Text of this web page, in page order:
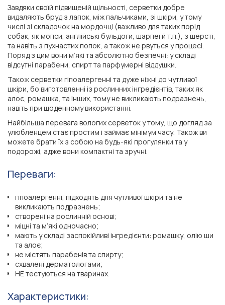
Завдяки своїй підвищеній щільності, серветки добре
видаляють бруд з лапок, між пальчиками, зі шкіри, у тому
числі зі складочок на мордочці (важливо для таких порід
собак, як мопси, англійські бульдоги, шарпеї й т.п.), з шерсті,
та навіть з пухнастих попок, а також не рвуться у процесі.
Поряд з цим вони м’які та абсолютно безпечні: у складі
відсутні парабени, спирт та парфумерні віддушки.
Також серветки гіпоалергенні та дуже ніжні до чутливої
шкіри, бо виготовленні із рослинних інгредієнтів, таких як
алоє, ромашка, та інших, тому не викликають подразнень,
навіть при щоденному використанні.
Найбільша перевага вологих серветок у тому, що догляд за
улюбленцем стає простим і займає мінімум часу. Також ви
можете брати їх з собою на будь-які прогулянки та у
подорожі, адже вони компактні та зручні.
Переваги:
гіпоалергенні, підходять для чутливої шкіри та не
викликають подразнень;
створені на рослинній основі;
міцні та м’які одночасно;
мають у складі заспокійливі інгредієнти: ромашку, олію ши
та алоє;
не містять парабенів та спирту;
схвалені дерматологами;
НЕ тестуються на тваринах.
Характеристики: